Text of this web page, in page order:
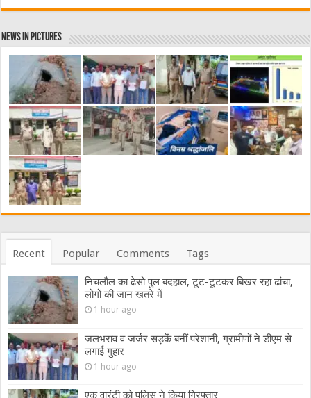
News in Pictures
Recent Popular Comments Tags
निचलौल का ढेसो पुल बदहाल, टूट-टूटकर बिखर रहा ढांचा,
लोगों की जान खतरे में
1 hour ago
जलभराव व जर्जर सड़कें बनीं परेशानी, ग्रामीणों ने डीएम से
लगाई गुहार
1 hour ago
एक वारंटी को पुलिस ने किया गिरफ्तार